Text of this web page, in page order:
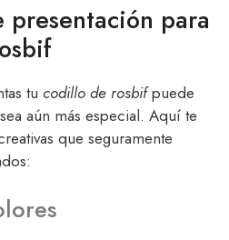
presentación para
tu codillo de rosbifpuede
aún más especial. Aquí te
que seguramente